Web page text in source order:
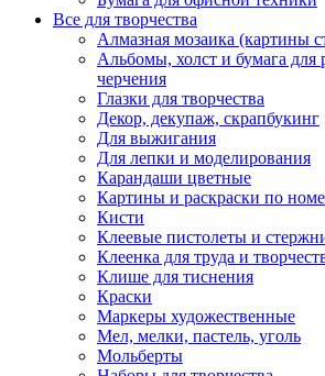
Все для творчества
Алмазная мозаика (картины
Альбомы, холст и бумага для
черчения
Глазки для творчества
Декор, декупаж, скрапбукинг
Для выжигания
Для лепки и моделирования
Карандаши цветные
Картины и раскраски по
Кисти
Клеевые пистолеты и
Клеенка для труда и
Клише для тиснения
Краски
Маркеры художественные
Мел, мелки, пастель, уголь
Мольберты